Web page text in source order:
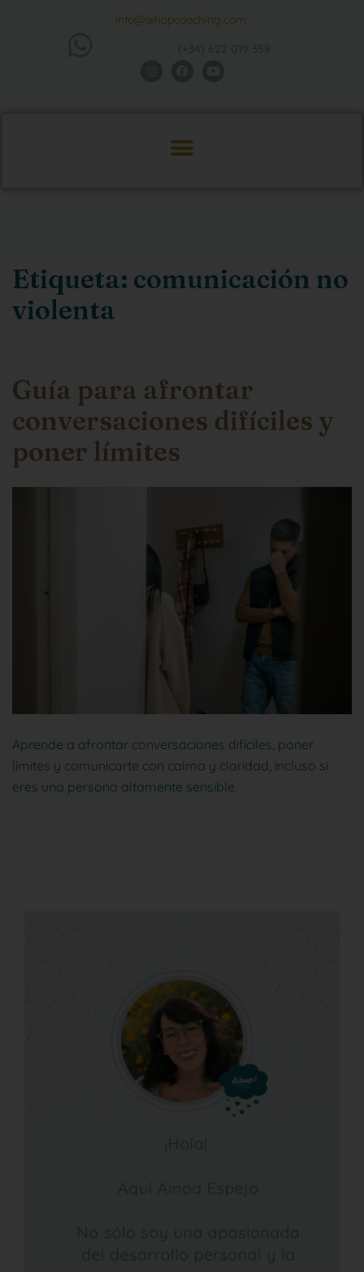
info@aihopcoaching.com
Etiqueta: comunicación no
violenta
Guía para afrontar
conversaciones difíciles y
poner límites
Aprende a afrontar conversaciones difíciles, poner
límites y comunicarte con calma y claridad, incluso si
eres una persona altamente sensible.